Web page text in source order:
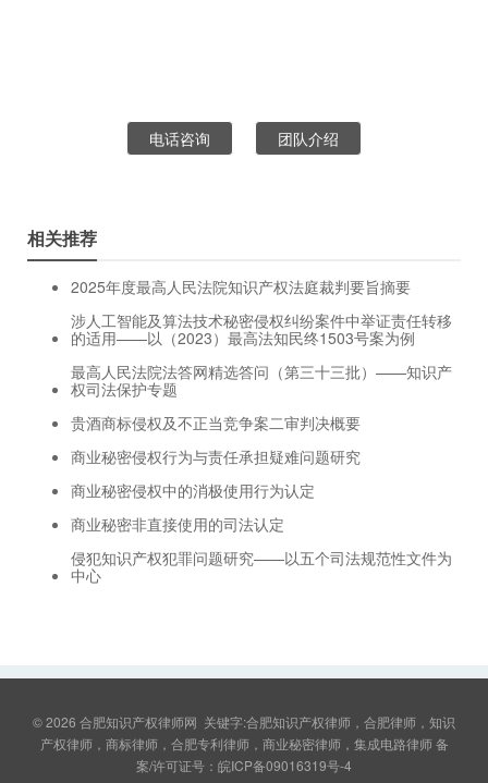
电话咨询 团队介绍
相关推荐
2025年度最高人民法院知识产权法庭裁判要旨摘要
涉人工智能及算法技术秘密侵权纠纷案件中举证责任转移
的适用——以（2023）最高法知民终1503号案为例
最高人民法院法答网精选答问（第三十三批）——知识产
权司法保护专题
贵酒商标侵权及不正当竞争案二审判决概要
商业秘密侵权行为与责任承担疑难问题研究
商业秘密侵权中的消极使用行为认定
商业秘密非直接使用的司法认定
侵犯知识产权犯罪问题研究——以五个司法规范性文件为
中心
© 2026 合肥知识产权律师网 关键字:合肥知识产权律师，合肥律师，知识
产权律师，商标律师，合肥专利律师，商业秘密律师，集成电路律师 备
案/许可证号： 皖ICP备09016319号-4